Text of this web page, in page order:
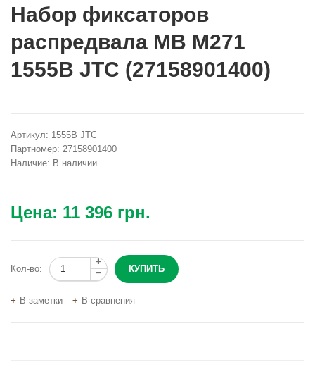
Набор фиксаторов
распредвала MB M271
1555B JTC (27158901400)
Артикул: 1555B JTC
Партномер: 27158901400
Наличие: В наличии
Цена: 11 396 грн.
Кол-во:
В заметки В сравнения